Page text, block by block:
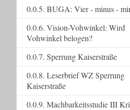
0.0.5. BUGA: Vier - minus -
0.0.6. Vision-Vohwinkel: Wird
Vohwinkel belogen?
0.0.7. Sperrung Kaiserstraße
0.0.8. Leserbrief WZ Sperrung
Kaiserstraße
0.0.9. Machbarkeitsstudie III